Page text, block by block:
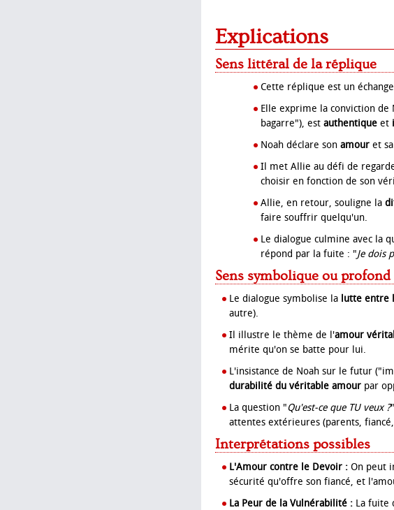
Explications
Sens littéral de la réplique
Cette réplique est un
Elle exprime la conviction
bagarre"), est authentique et
Noah déclare son amour et sa
Il met Allie au défi de
choisir en fonction de son
Allie, en retour, souligne la
faire souffrir quelqu'un.
Le dialogue culmine avec la
répond par la fuite : "Je dois
Sens symbolique ou profond
Le dialogue symbolise la lutte entre
autre).
Il illustre le thème de l'amour
mérite qu'on se batte pour lui.
L'insistance de Noah sur le futur
durabilité du véritable amour par
La question "Qu'est-ce que TU veux ?
attentes extérieures (parents,
Interprétations possibles
L'Amour contre le Devoir : On peut
sécurité qu'offre son fiancé, et
La Peur de la Vulnérabilité : La fuite